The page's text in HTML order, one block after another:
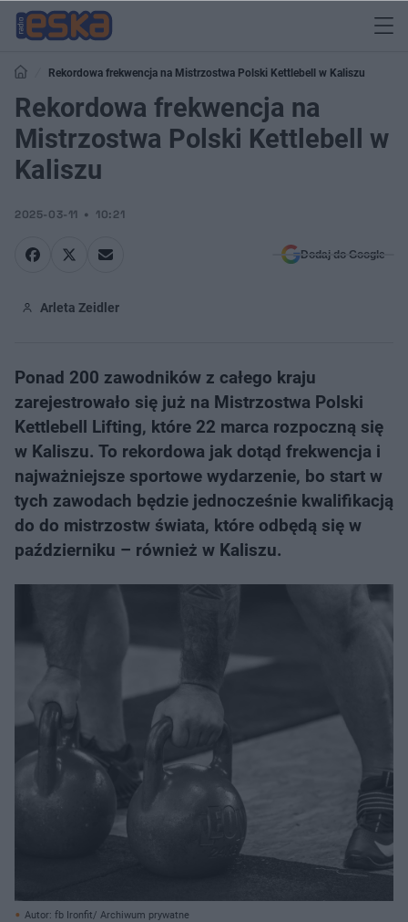
Rekordowa frekwencja na Mistrzostwa Polski Kettlebell w Kaliszu
Rekordowa frekwencja na
Mistrzostwa Polski Kettlebell w
Kaliszu
2025-03-11 10:21
Dodaj do Google
Arleta Zeidler
Ponad 200 zawodników z całego kraju
zarejestrowało się już na Mistrzostwa Polski
Kettlebell Lifting, które 22 marca rozpoczną się
w Kaliszu. To rekordowa jak dotąd frekwencja i
najważniejsze sportowe wydarzenie, bo start w
tych zawodach będzie jednocześnie kwalifikacją
do do mistrzostw świata, które odbędą się w
październiku – również w Kaliszu.
Autor: fb Ironfit/ Archiwum prywatne